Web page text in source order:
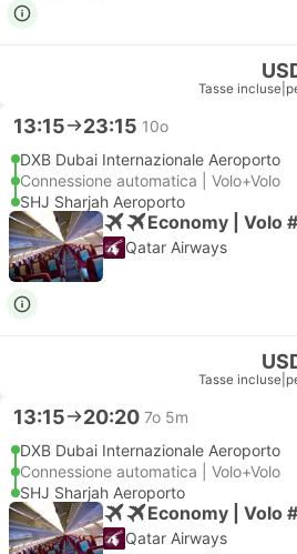
Tasse incluse
13:15 23:15 10o
DXB Dubai Internazionale Aeroporto
Connessione automatica | Volo+Volo
SHJ Sharjah Aeroporto
Economy | Volo
Qatar Airways
Tasse incluse
13:15 20:20 7o 5m
DXB Dubai Internazionale Aeroporto
Connessione automatica | Volo+Volo
SHJ Sharjah Aeroporto
Economy | Volo
Qatar Airways